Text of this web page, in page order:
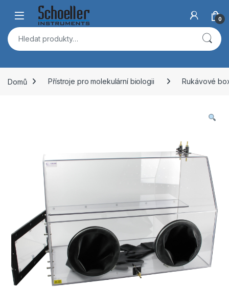
Skip to navigation
Skip to content
Open 0
Hledat:
Domů Přístroje pro molekulární biologii Rukávové